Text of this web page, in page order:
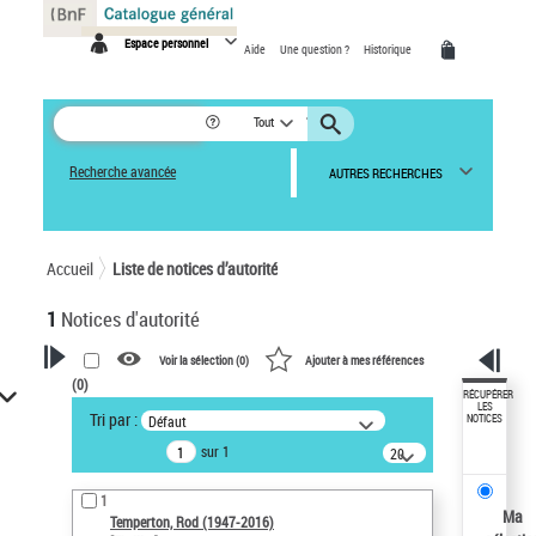
Espace personnel Aide Une question ? Historique
Tout
Recherche avancée AUTRES RECHERCHES
Accueil Liste de notices d’autorité
1 Notices d'autorité
VOTRE RECHERCHE
Recherche avancée dans les
notices d’autorité
Œuvres liées à l'auteur :
Temperton, Rod (1947-2016)
Voir la sélection (0) Ajouter à mes références
(0)
Tri par : Défaut
sur 1
20
résultats/page
1
Temperton, Rod (1947-2016)
RÉCUPÉRER
LES
NOTICES
Ma
Panneau de gestion des cookies